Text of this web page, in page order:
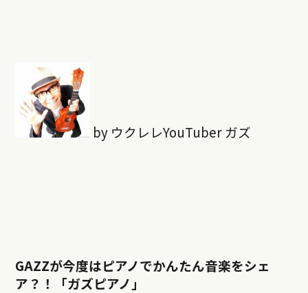
by ウクレレYouTuber ガズ
GAZZが今度はピアノでかんたん音楽をシェ
ア？！「ガズピアノ」